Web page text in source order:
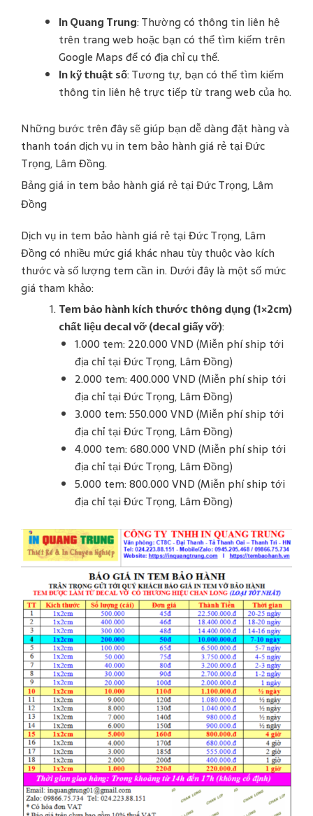
In Quang Trung: Thường có thông tin liên hệ
trên trang web hoặc bạn có thể tìm kiếm trên
Google Maps để có địa chỉ cụ thể.
In kỹ thuật số: Tương tự, bạn có thể tìm kiếm
thông tin liên hệ trực tiếp từ trang web của họ.
Những bước trên đây sẽ giúp bạn dễ dàng đặt hàng và
thanh toán dịch vụ in tem bảo hành giá rẻ tại Đức
Trọng, Lâm Đồng.
Bảng giá in tem bảo hành giá rẻ tại Đức Trọng, Lâm
Đồng
Dịch vụ in tem bảo hành giá rẻ tại Đức Trọng, Lâm
Đồng có nhiều mức giá khác nhau tùy thuộc vào kích
thước và số lượng tem cần in. Dưới đây là một số mức
giá tham khảo:
Tem bảo hành kích thước thông dụng (1×2cm)
chất liệu decal vỡ (decal giấy vỡ):
1.000 tem: 220.000 VND (Miễn phí ship tới
địa chỉ tại Đức Trọng, Lâm Đồng)
2.000 tem: 400.000 VND (Miễn phí ship tới
địa chỉ tại Đức Trọng, Lâm Đồng)
3.000 tem: 550.000 VND (Miễn phí ship tới
địa chỉ tại Đức Trọng, Lâm Đồng)
4.000 tem: 680.000 VND (Miễn phí ship tới
địa chỉ tại Đức Trọng, Lâm Đồng)
5.000 tem: 800.000 VND (Miễn phí ship tới
địa chỉ tại Đức Trọng, Lâm Đồng)